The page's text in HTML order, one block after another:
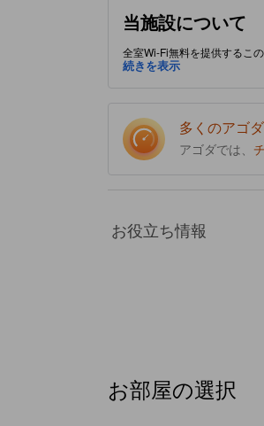
当施設について
全室Wi-Fi無料を提供するこ
おり、観光名所や食事処に
ランを備えています。
続きを表示
多くのアゴ
アゴダでは、
お役立ち情報
お部屋の選択